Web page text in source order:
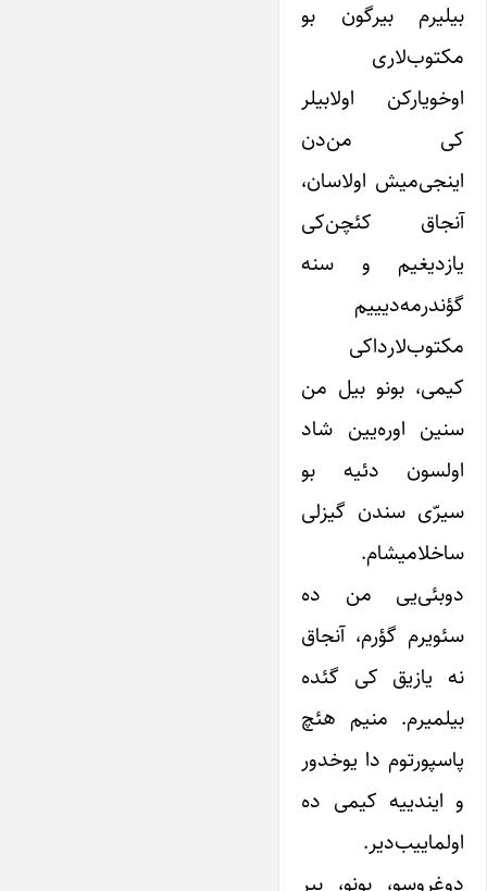
بیلیرم بیرگون بو
مکتوب‌لاری
اوخویارکن اولابیلر
کی من‌دن
اینجی‌میش اولاسان،
آنجاق کئچن‌کی
یازدیغیم و سنه
گؤندرمه‌دیییم
مکتوب‌لارداکی
کیمی، بونو بیل من
سنین اوره‌یین شاد
اولسون دئیه بو
سیرّی سندن گیزلی
ساخلامیشام.
دوبئی‌یی من ده
سئویرم گؤرم، آنجاق
نه یازیق کی گئده
بیلمیرم. منیم هئچ
پاسپورتوم دا یوخدور
و ایندییه کیمی ده
اولماییب‌دیر.
دوغروسو، بونو، بیر